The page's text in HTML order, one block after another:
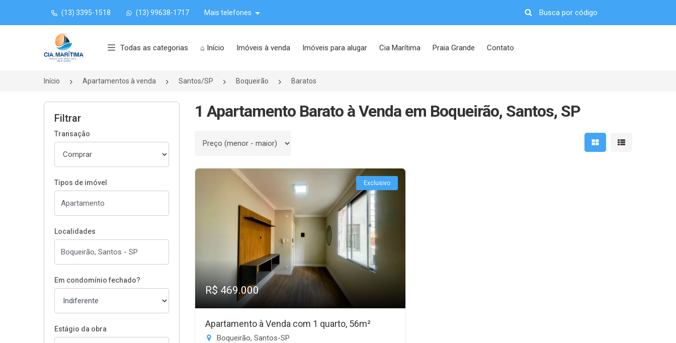
(13) 3395-1518 (13) 99638-1717 Mais telefones
Página inicial
Todas as categorias ⌂ Início Imóveis à venda Imóveis para alugar Cia Marítima Praia Grande Contato
Início Apartamentos à venda Santos/SP Boqueirão Baratos
Filtrar
Transação
Tipos de imóvel
Localidades
Em condomínio fechado?
Estágio da obra
1 Apartamento Barato à Venda em Boqueirão, Santos, SP
Ordenar por Mostrar resultados em
Mostrar
Exclusivo
R$ 469.000
Apartamento à Venda com 1 quarto, 56m²
Boqueirão, Santos-SP